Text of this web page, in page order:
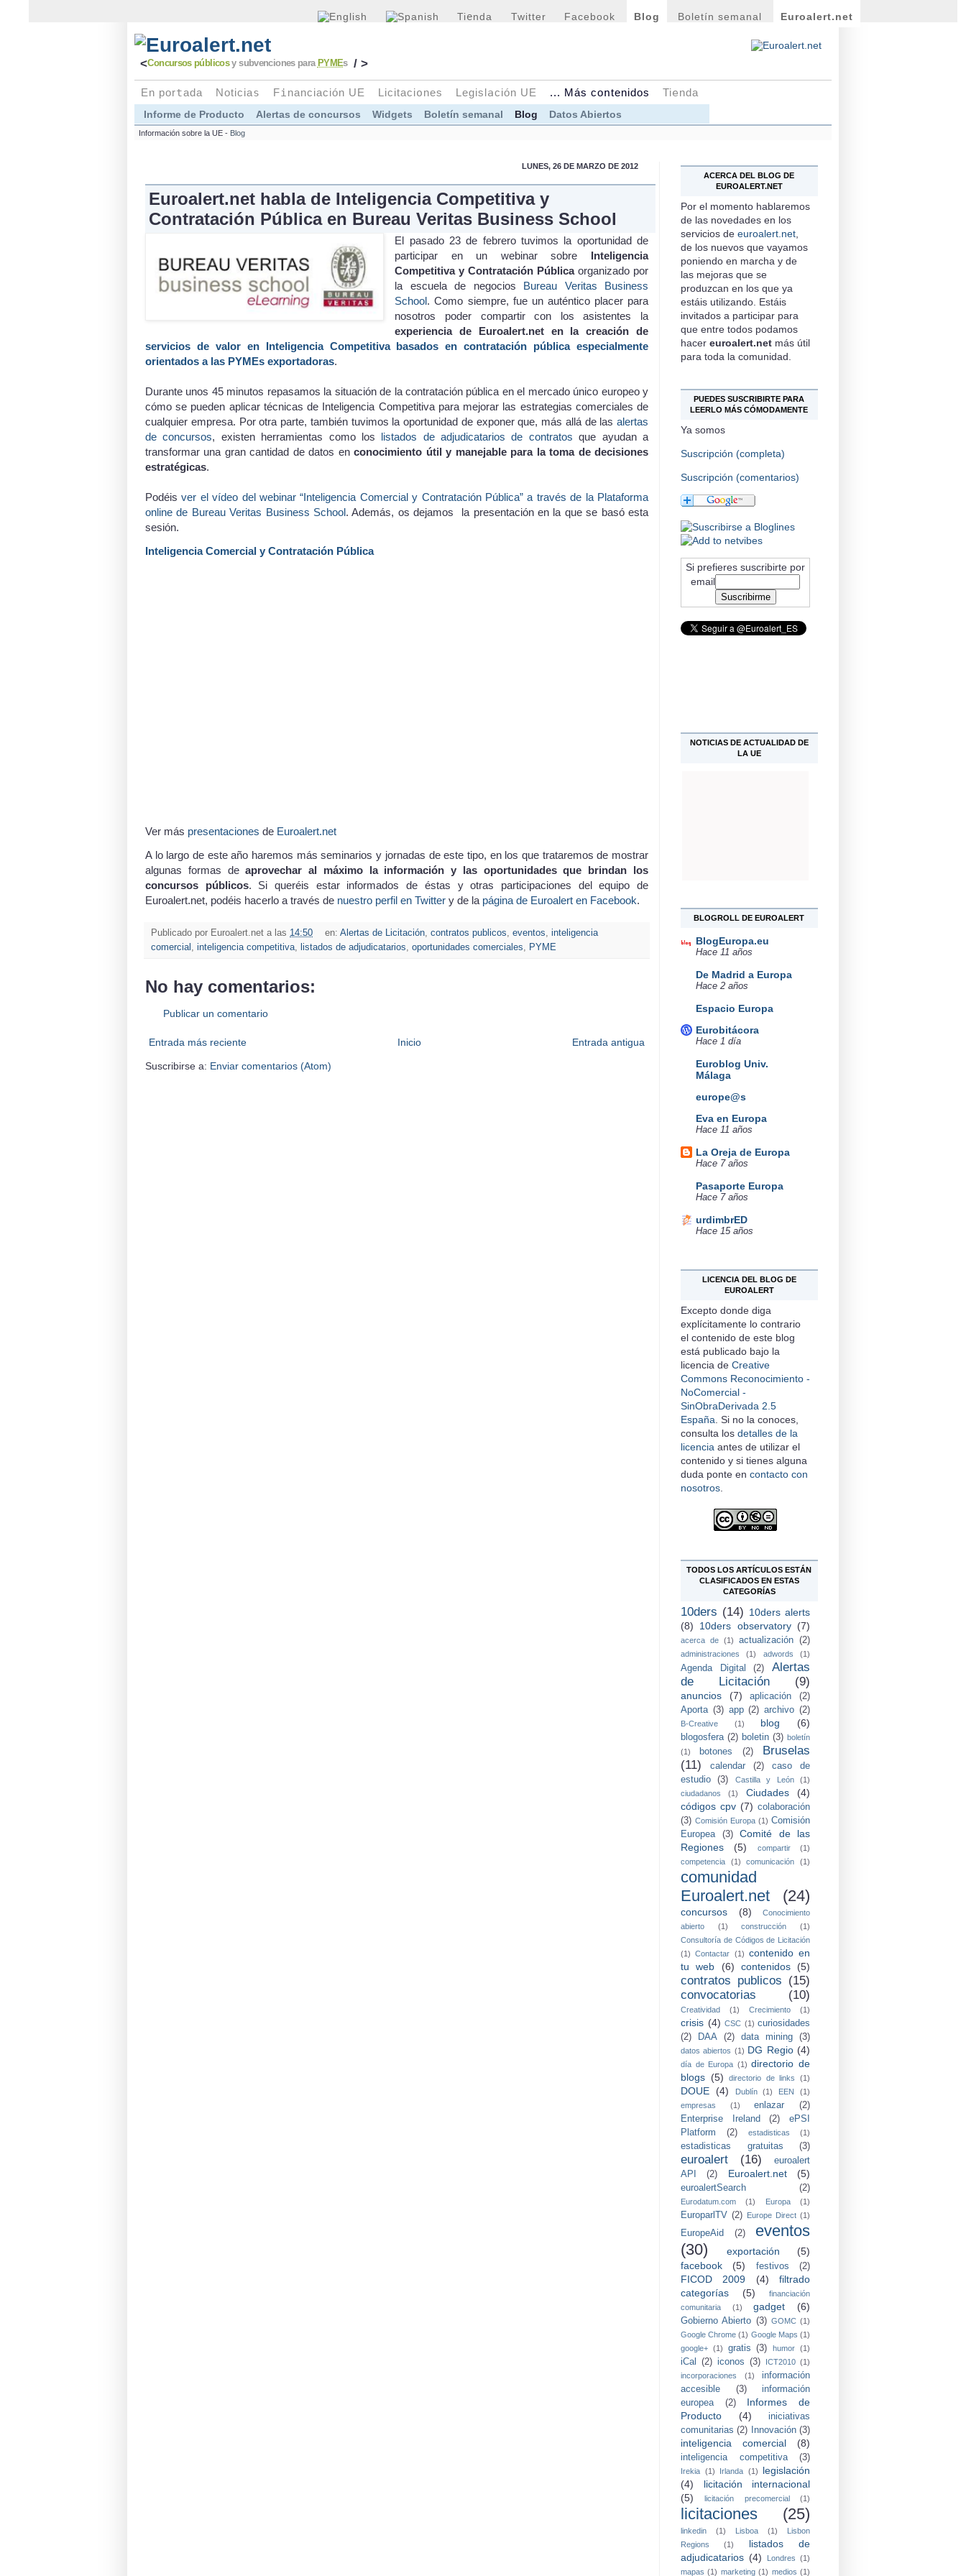
Euroalert.net
Boletín semanal
Blog
Facebook
Twitter
Tienda
<Concursos públicosy subvenciones para PYMEs / >
En portada Noticias Financiación UE Licitaciones Legislación UE ... Más contenidos
Informe de Producto Alertas de concursos Widgets Boletín semanal Blog Datos Abiertos
Tienda
Información sobre la UE - Blog
LUNES, 26 DE MARZO DE 2012
Euroalert.net habla de Inteligencia Competitiva y
Contratación Pública en Bureau Veritas Business School
El pasado 23 de febrero tuvimos la oportunidad de
participar en un webinar sobre Inteligencia
Competitiva y Contratación Públicaorganizado por
la escuela de negocios Bureau Veritas Business
School. Como siempre, fue un auténtico placer para
nosotros poder compartir con los asistentes la
experiencia de Euroalert.net en la creación de
servicios de valor en Inteligencia Competitiva basados en contratación pública especialmente
orientados a las PYMEs exportadoras.
Durante unos 45 minutos repasamos la situación de la contratación pública en el mercado único europeo y
cómo se pueden aplicar técnicas de Inteligencia Competitiva para mejorar las estrategias comerciales de
cualquier empresa. Por otra parte, también tuvimos la oportunidad de exponer que, más allá de las alertas
de concursos, existen herramientas como los listados de adjudicatarios de contratos que ayudan a
transformar una gran cantidad de datos enconocimiento útil y manejable para la toma de decisiones
estratégicas.
Podéisver el vídeo del webinar “Inteligencia Comercial y Contratación Pública” a través de la Plataforma
online de Bureau Veritas Business School. Además, os dejamos la presentación en la que se basó esta
sesión.
Inteligencia Comercial y Contratación Pública
Ver más presentaciones de Euroalert.net
A lo largo de este año haremos más seminarios y jornadas de este tipo, en los que trataremos de mostrar
algunas formas deaprovechar al máximo la información y las oportunidades que brindan los
concursos públicos. Si queréis estar informados de éstas y otras participaciones del equipo de
Euroalert.net, podéis hacerlo a través de nuestro perfil en Twitter y de la página de Euroalert en Facebook.
Publicado por Euroalert.net a las 14:50 en: Alertas de Licitación, contratos publicos eventos
inteligencia
comercial
inteligencia competitiva listados de adjudicatarios oportunidades comerciales PYME
No hay comentarios:
Publicar un comentario
Entrada más reciente Entrada antigua
Inicio
Suscribirse a: Enviar comentarios (Atom)
ACERCA DEL BLOG DE
EUROALERT.NET
Por el momento hablaremos
de las novedades en los
servicios de euroalert.net
de los nuevos que vayamos
poniendo en marcha y de
las mejoras que se
produzcan en los que ya
estáis utilizando. Estáis
invitados a participar para
que entre todos podamos
hacer euroalert.net más útil
para toda la comunidad.
PUEDES SUSCRIBIRTE PARA
LEERLO MÁS CÓMODAMENTE
Ya somos
Suscripción (completa)
Suscripción (comentarios)
Si prefieres suscribirte por
email
NOTICIAS DE ACTUALIDAD DE
LA UE
BLOGROLL DE EUROALERT
BlogEuropa.eu
Hace 11 años
De Madrid a Europa
Hace 2 años
Espacio Europa
Eurobitácora
Hace 1 día
Euroblog Univ.
Málaga
europe@s
Eva en Europa
Hace 11 años
La Oreja de Europa
Hace 7 años
Pasaporte Europa
Hace 7 años
urdimbrED
Hace 15 años
LICENCIA DEL BLOG DE
EUROALERT
Excepto donde diga
explícitamente lo contrario
el contenido de este blog
está publicado bajo la
licencia de Creative
Commons Reconocimiento -
NoComercial -
SinObraDerivada 2.5
España . Si no la conoces,
consulta los detalles de la
licencia antes de utilizar el
contenido y si tienes alguna
duda ponte en contacto con
nosotros
TODOS LOS ARTÍCULOS ESTÁN
CLASIFICADOS EN ESTAS
CATEGORÍAS
10ders (14) 10ders alerts
(8)
10ders observatory (7)
acerca de (1) actualización (2)
administraciones (1) adwords (1)
Agenda Digital (2)
Alertas
de Licitación
(9)
anuncios (7) aplicación
(2)
Aporta (3) app (2) archivo (2)
B-Creative (1) blog (6)
blogosfera (2) boletin (3) boletín
(1)
botones (2)
Bruselas
(11)
calendar (2)
caso de
estudio
(3) Castilla y León
(1)
ciudadanos
(1) Ciudades
(4)
códigos cpv (7) colaboración
(3) Comisión Europa (1) Comisión
Europea
(3)
Comité de las
Regiones
(5) compartir
(1)
competencia
(1) comunicación (1)
comunidad
Euroalert.net
(24)
concursos (8)
Conocimiento
abierto
(1) construcción
(1)
Consultoría de Códigos de Licitación
(1)
Contactar (1) contenido en
tu web
(6) contenidos (5)
contratos publicos (15)
convocatorias
(10)
Creatividad (1) Crecimiento (1)
crisis (4) CSC (1) curiosidades
(2)
DAA (2) data mining (3)
datos abiertos (1) DG Regio (4)
día de Europa (1) directorio de
blogs (5) directorio de links (1)
DOUE (4) Dublín (1) EEN
(1)
empresas
(1) enlazar
(2)
Enterprise Ireland
(2)
ePSI
Platform
(2) estadisticas (1)
estadisticas gratuitas (3)
euroalert (16)
euroalert
API
(2) Euroalert.net (5)
euroalertSearch (2)
Eurodatum.com (1) Europa (1)
EuroparlTV (2) Europe Direct (1)
EuropeAid (2)
eventos
(30)
exportación
(5)
facebook
(5) festivos (2)
FICOD 2009 (4)
filtrado
categorías
(5)
financiación
comunitaria
(1) gadget (6)
Gobierno Abierto (3) GOMC (1)
Google Chrome (1) Google Maps (1)
google+ (1) gratis (3) humor (1)
iCal (2) iconos (3) ICT2010 (1)
incorporaciones
(1)
información
accesible
(3)
información
europea
(2)
Informes de
Producto
(4)
iniciativas
comunitarias (2) Innovación (3)
inteligencia comercial (8)
inteligencia competitiva (3)
Irekia (1) Irlanda (1)
legislación
(4)
licitación internacional
(5)
licitación precomercial (1)
licitaciones (25)
linkedin (1) Lisboa (1)
Lisbon
Regions
(1)
listados de
adjudicatarios (4) Londres (1)
mapas (1) marketing (1) medios (1)